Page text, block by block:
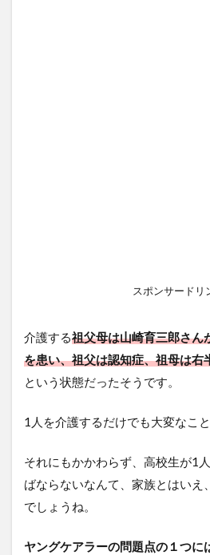
スポンサードリ
介護する祖父母は山崎育三郎さん
を患い、祖父は認知症、祖母は右
という状態だったそうです。
1人を介護するだけでも大変なこと
それにもかかわらず、高校生が1
ばならないなんて、家族とはいえ
でしょうね。
ヤングケアラーの問題点の１つに